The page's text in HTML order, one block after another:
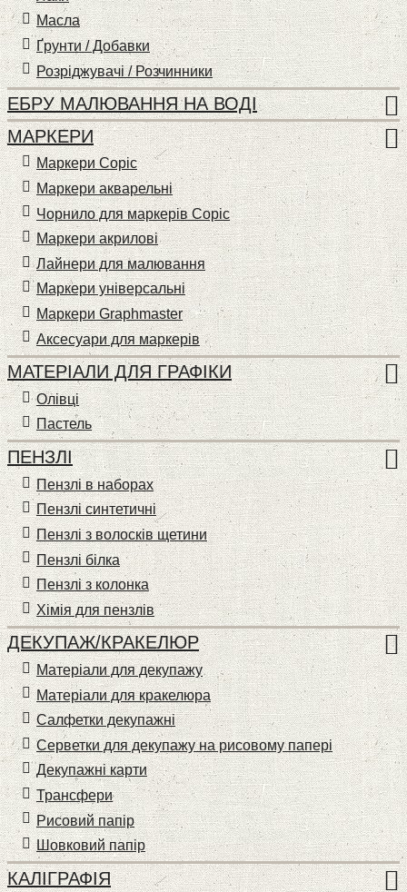
Масла
Ґрунти / Добавки
Розріджувачі / Розчинники
ЕБРУ МАЛЮВАННЯ НА ВОДІ
МАРКЕРИ
Маркери Copic
Маркери акварельні
Чорнило для маркерів Copic
Маркери акрилові
Лайнери для малювання
Маркери універсальні
Маркери Graphmaster
Аксесуари для маркерів
МАТЕРІАЛИ ДЛЯ ГРАФІКИ
Олівці
Пастель
ПЕНЗЛІ
Пензлі в наборах
Пензлі синтетичні
Пензлі з волосків щетини
Пензлі білка
Пензлі з колонка
Хімія для пензлів
ДЕКУПАЖ/КРАКЕЛЮР
Матеріали для декупажу
Матеріали для кракелюра
Cалфетки декупажні
Серветки для декупажу на рисовому папері
Декупажні карти
Трансфери
Рисовий папір
Шовковий папір
КАЛІГРАФІЯ